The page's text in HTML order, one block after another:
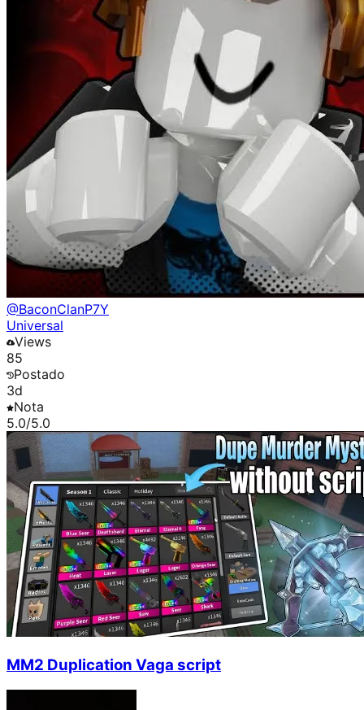
@BaconClanP7Y
Universal
Views
85
Postado
3d
Nota
5.0/5.0
MM2 Duplication Vaga script